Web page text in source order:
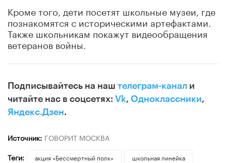
Кроме того, дети посетят школьные музеи, где
познакомятся с историческими артефактами.
Также школьникам покажут видеообращения
ветеранов войны.
Подписывайтесь на наш телеграм-канал и
читайте нас в соцсетях: Vk, Одноклассники,
Яндекс.Дзен.
Источник: ГОВОРИТ МОСКВА
Теги:
акция «Бессмертный полк»
школьная линейка